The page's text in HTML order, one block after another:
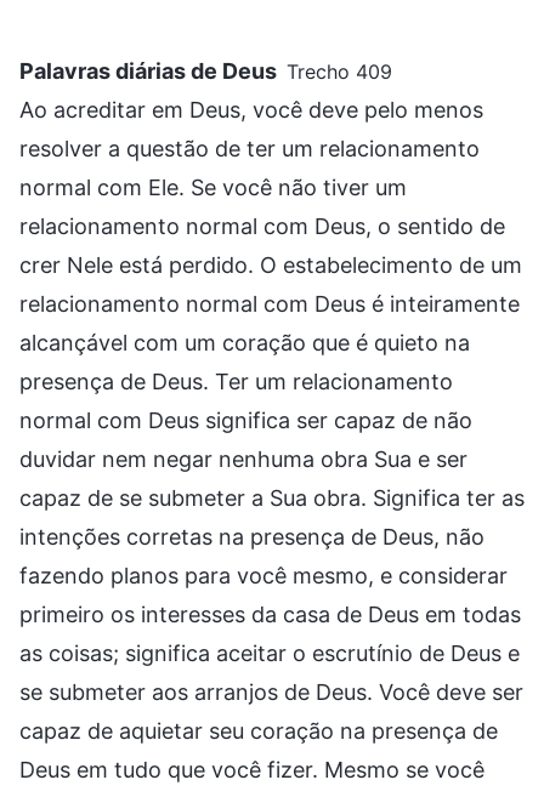
Palavras diárias de Deus Trecho 409
Ao acreditar em Deus, você deve pelo menos
resolver a questão de ter um relacionamento
normal com Ele. Se você não tiver um
relacionamento normal com Deus, o sentido de
crer Nele está perdido. O estabelecimento de um
relacionamento normal com Deus é inteiramente
alcançável com um coração que é quieto na
presença de Deus. Ter um relacionamento
normal com Deus significa ser capaz de não
duvidar nem negar nenhuma obra Sua e ser
capaz de se submeter a Sua obra. Significa ter as
intenções corretas na presença de Deus, não
fazendo planos para você mesmo, e considerar
primeiro os interesses da casa de Deus em todas
as coisas; significa aceitar o escrutínio de Deus e
se submeter aos arranjos de Deus. Você deve ser
capaz de aquietar seu coração na presença de
Deus em tudo que você fizer. Mesmo se você